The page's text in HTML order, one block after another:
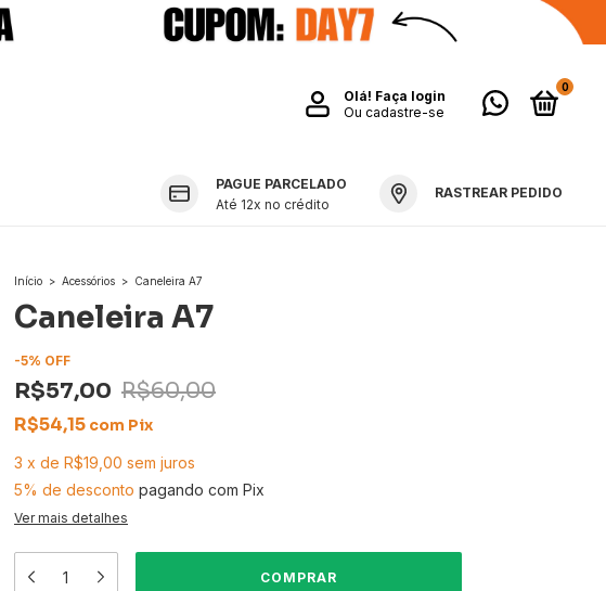
Olá! Faça login
Ou cadastre-se
0
PAGUE PARCELADO
Até 12x no crédito
RASTREAR PEDIDO
Início > Acessórios > Caneleira A7
Caneleira A7
-5% OFF
R$57,00 R$60,00
R$54,15 com Pix
3 x de R$19,00 sem juros
5% de desconto pagando com Pix
Ver mais detalhes